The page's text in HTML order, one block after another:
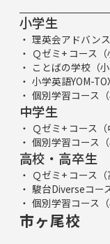
小学生
理英会アドバン
Ｑゼミ+ コース（
ことばの学校（小
小学英語YOM-
個別学習コース（
中学生
Ｑゼミ+ コース（
個別学習コース（
高校・高卒生
Ｑゼミ+ コース（
駿台Diverseコー
個別学習コース（
市ヶ尾校